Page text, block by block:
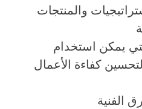
والمنتجات
يمكن استخدام
لتحسين كفاءة الأعمال
الفنية